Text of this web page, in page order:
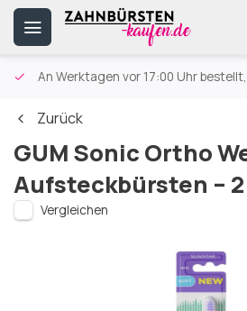
An Werktagen vor 17:00 Uhr
Zurück
GUM Sonic Ortho
Aufsteckbürsten –
Vergleichen